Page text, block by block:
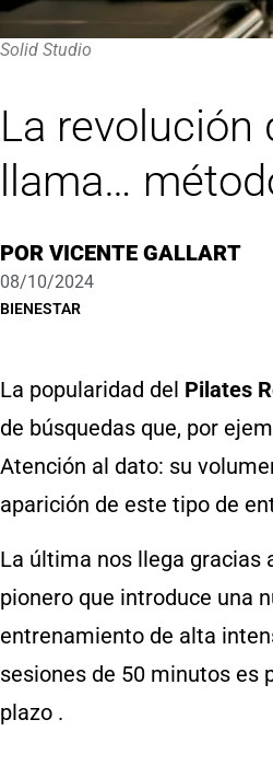
Solid Studio
La revolución
llama…
POR VICENTE GALLART
08/10/2024
BIENESTAR
La popularidad del Pilates
de búsquedas que, por
Atención al dato: su
aparición de este tipo de
La última nos llega gracias
pionero que introduce una
entrenamiento de alta
sesiones de 50 minutos es
plazo .